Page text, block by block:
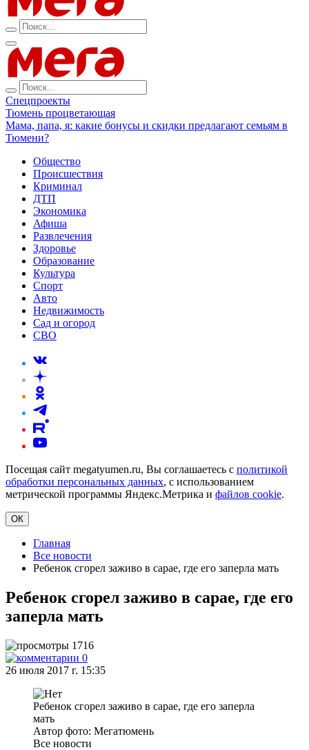
Спецпроекты
Тюмень процветающая
Мама, папа, я: какие бонусы и скидки предлагают семьям в
Тюмени?
Общество
Происшествия
Криминал
ДТП
Экономика
Афиша
Развлечения
Здоровье
Образование
Культура
Спорт
Авто
Недвижимость
Сад и огород
СВО
Посещая сайт megatyumen.ru, Вы соглашаетесь с политикой
обработки персональных данных, с использованием
метрической программы Яндекс.Метрика и файлов cookie.
ОК
Главная
Все новости
Ребенок сгорел заживо в сарае, где его заперла мать
Ребенок сгорел заживо в сарае, где его
заперла мать
1716
0
26 июля 2017 г. 15:35
Ребенок сгорел заживо в сарае, где его заперла
мать
Автор фото: Мегатюмень
Все новости